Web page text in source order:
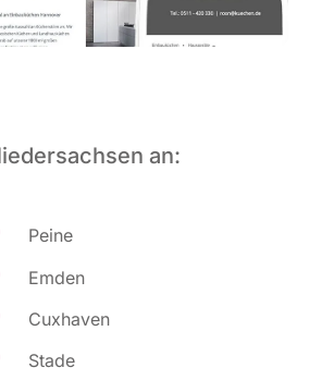
an:
Pei­ne
Emden
Cux­ha­ven
Sta­de